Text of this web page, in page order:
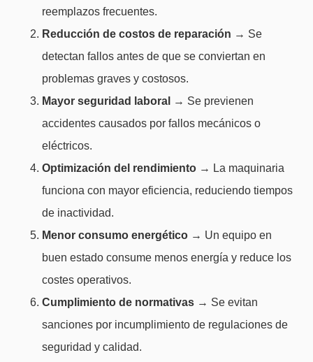
reemplazos frecuentes.
Reducción de costos de reparación → Se
detectan fallos antes de que se conviertan en
problemas graves y costosos.
Mayor seguridad laboral
→ Se previenen
accidentes causados por fallos mecánicos o
eléctricos.
Optimización del rendimiento → La maquinaria
funciona con mayor eficiencia, reduciendo tiempos
de inactividad.
Menor consumo energético → Un equipo en
buen estado consume menos energía y reduce los
costes operativos.
Cumplimiento de normativas → Se evitan
sanciones por incumplimiento de regulaciones de
seguridad y calidad.